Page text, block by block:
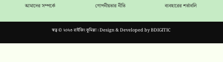
আমাদের সম্পর্কে গোপনীয়তার নীতি ব্যবহারের শর্তাবলি
স্বত্ব © ২০২৩ রাইজিং কুমিল্লা। Design & Developed byBDIGITIC